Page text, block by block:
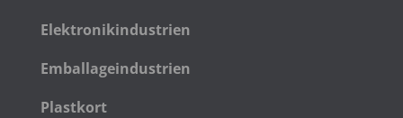
Elektronikindustrien
Emballageindustrien
Plastkort